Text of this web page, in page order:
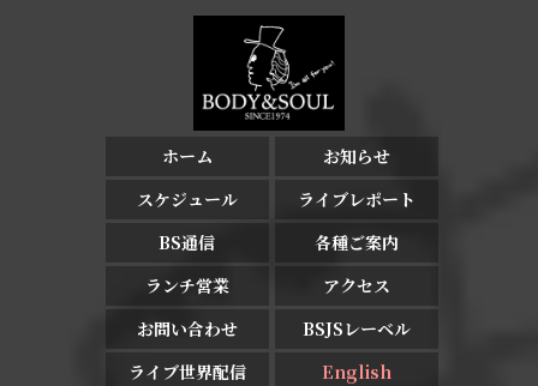
ホーム
お知らせ
スケジュール
ライブレポート
BS通信
各種ご案内
ランチ営業
アクセス
お問い合わせ
BSJSレーベル
ライブ世界配信
English